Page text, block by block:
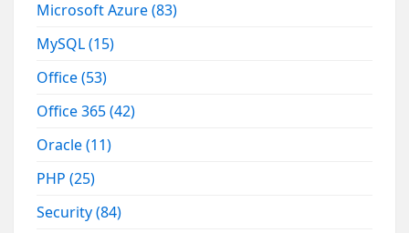
Microsoft Azure(83)
MySQL(15)
Office(53)
Office 365(42)
Oracle(11)
PHP(25)
Security(84)